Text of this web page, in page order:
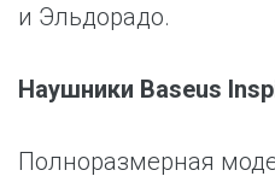
и Эльдорадо.
Наушники Baseus
Полноразмерная